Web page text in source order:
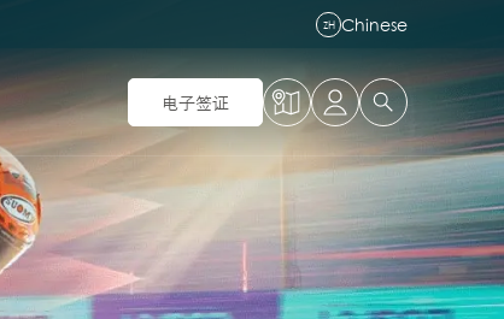
ZH Chinese
电子签证